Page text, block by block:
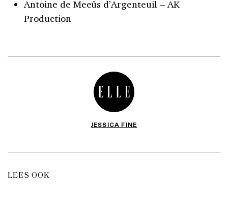
Antoine de Meeûs d’Argenteuil – AK
Production
JESSICA FINE
LEES OOK